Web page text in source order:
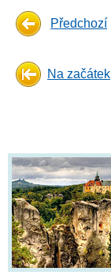
Předchozí
Na začátek